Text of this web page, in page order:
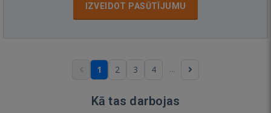
IZVEIDOT PASŪTĪJUMU
1 2 3 4 ...
Kā tas darbojas